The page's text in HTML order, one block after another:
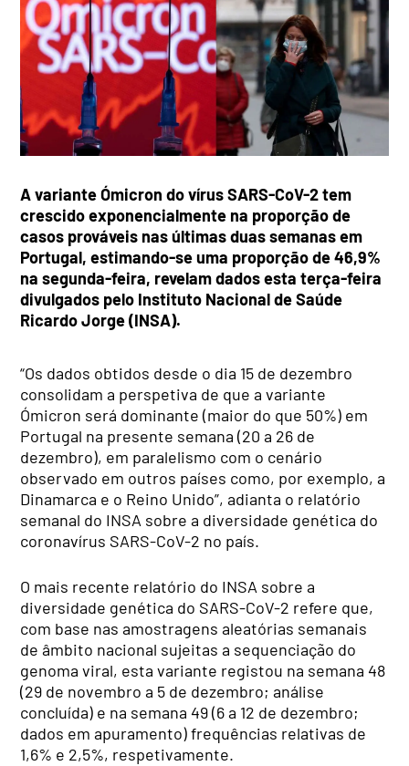
A variante Ómicron do vírus SARS-CoV-2 tem
crescido exponencialmente na proporção de
casos prováveis nas últimas duas semanas em
Portugal, estimando-se uma proporção de 46,9%
na segunda-feira, revelam dados esta terça-feira
divulgados pelo Instituto Nacional de Saúde
Ricardo Jorge (INSA).
“Os dados obtidos desde o dia 15 de dezembro
consolidam a perspetiva de que a variante
Ómicron será dominante (maior do que 50%) em
Portugal na presente semana (20 a 26 de
dezembro), em paralelismo com o cenário
observado em outros países como, por exemplo, a
Dinamarca e o Reino Unido”, adianta o relatório
semanal do INSA sobre a diversidade genética do
coronavírus SARS-CoV-2 no país.
O mais recente relatório do INSA sobre a
diversidade genética do SARS-CoV-2 refere que,
com base nas amostragens aleatórias semanais
de âmbito nacional sujeitas a sequenciação do
genoma viral, esta variante registou na semana 48
(29 de novembro a 5 de dezembro; análise
concluída) e na semana 49 (6 a 12 de dezembro;
dados em apuramento) frequências relativas de
1,6% e 2,5%, respetivamente.